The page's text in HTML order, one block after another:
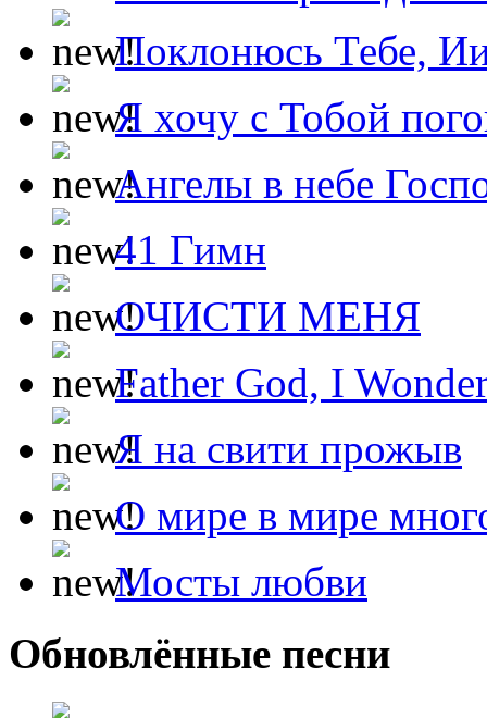
Поклонюсь Тебе,
Я хочу с Тобой
Ангелы в небе
41 Гимн
ОЧИСТИ МЕНЯ
Father God, I
Я на свити прожыв
О мире в мире
Мосты любви
Обновлённые песни